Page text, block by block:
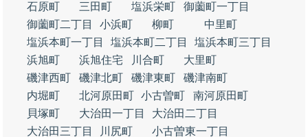
石原町
三田町 塩浜栄町
御薗町一丁目
御薗町二丁目
小浜町 柳町
中里町
塩浜本町一丁目
塩浜本町二丁目
塩浜本町三丁目
浜旭町
浜旭住宅 川合町
大里町
磯津西町
磯津北町 磯津東町
磯津南町
内堀町
北河原田町 小古曽町
南河原田町
貝塚町
大治田一丁目
大治田二丁目
大治田三丁目
川尻町 小古曽東一丁目